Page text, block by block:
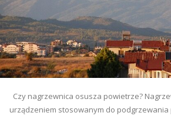
Czy nagrzewnica osusza powietrze?
urządzeniem stosowanym do